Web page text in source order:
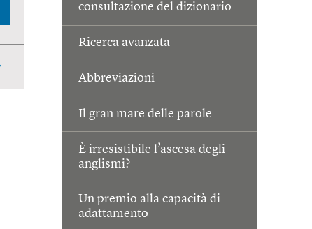
consultazione del dizionario
Ricerca avanzata
Abbreviazioni
Il gran mare delle parole
È irresistibile l’ascesa degli
anglismi?
Un premio alla capacità di
adattamento